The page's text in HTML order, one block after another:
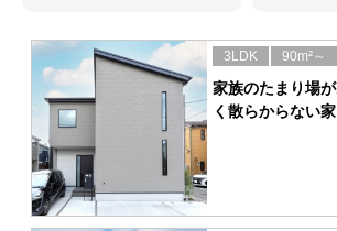
3LDK 90m²～
家族のたまり場
く散らからない家